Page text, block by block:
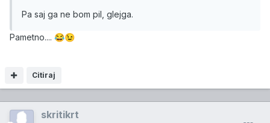
Pa saj ga ne bom pil, glejga.
Pametno.... 😂😉
Citiraj
skritikrt